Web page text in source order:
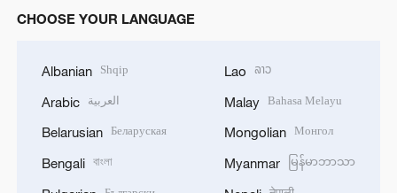
CHOOSE YOUR LANGUAGE
Albanian Shqip
Arabic العربية
Belarusian Беларуская
Bengali বাংলা
Lao ລາວ
Malay Bahasa Melayu
Mongolian Монгол
Myanmar မြန်မာဘာသာ